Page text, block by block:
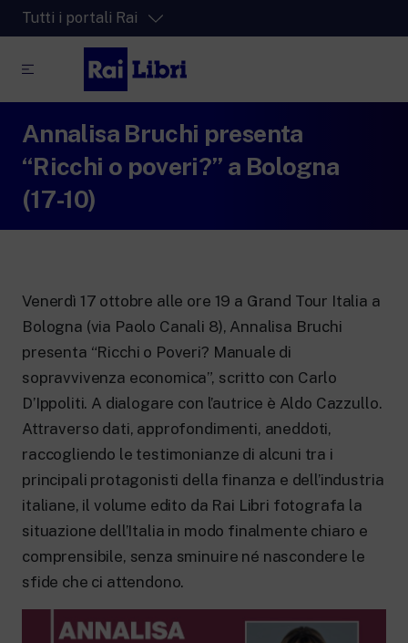
Tutti i portali Rai
La piattaforma di streaming video per tutti.
RaiPlay
La piattaforma digitale dei canali Radio
Rai.
RaiPlay Sound
New 24 ore su 24: attualità, ultime notizie
e aggiornamenti.
Le redazioni regionali di RaiNews.
Rai TgR
Approfondimenti culturali su Arte,
Letteratura, Storia e molto altro.
Rai Cultura
Annalisa Bruchi presenta
“Ricchi o poveri?” a Bologna
(17-10)
Venerdì 17 ottobre alle ore 19 a Grand Tour Italia a
Bologna (via Paolo Canali 8), Annalisa Bruchi
presenta “Ricchi o Poveri? Manuale di
sopravvivenza economica”, scritto con Carlo
D’Ippoliti. A dialogare con l’autrice è Aldo Cazzullo.
Attraverso dati, approfondimenti, aneddoti,
raccogliendo le testimonianze di alcuni tra i
principali protagonisti della finanza e dell’industria
italiane, il volume edito da Rai Libri fotografa la
situazione dell’Italia in modo finalmente chiaro e
comprensibile, senza sminuire né nascondere le
sfide che ci attendono.